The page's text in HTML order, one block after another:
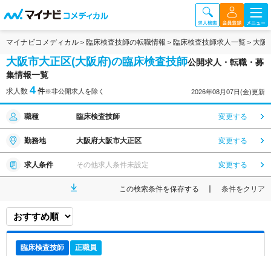
マイナビコメディカル 臨床検査技師の転職情報 臨床検査技師求人一覧 大阪
大阪市大正区(大阪府)の臨床検査技師公開求人・転職・募
集情報一覧
求人数 4 件※非公開求人を除く 2026年08月07日(金)更新
職種 臨床検査技師 変更する
勤務地 大阪府大阪市大正区 変更する
求人条件 その他求人条件未設定 変更する
この検索条件を保存する 条件をクリア
臨床検査技師 正職員